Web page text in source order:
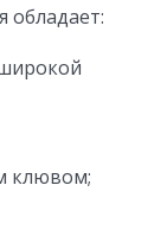
обладает:
клювом;